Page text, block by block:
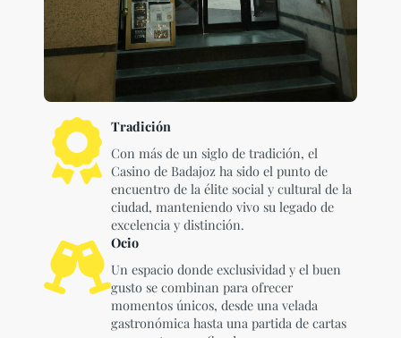
Tradición
Con más de un siglo de tradición, el
Casino de Badajoz ha sido el punto de
encuentro de la élite social y cultural de la
ciudad, manteniendo vivo su legado de
excelencia y distinción.
Ocio
Un espacio donde exclusividad y el buen
gusto se combinan para ofrecer
momentos únicos, desde una velada
gastronómica hasta una partida de cartas